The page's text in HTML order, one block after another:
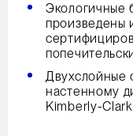
Экологичные
произведены
Двухслойные
настенному
Kimberly-